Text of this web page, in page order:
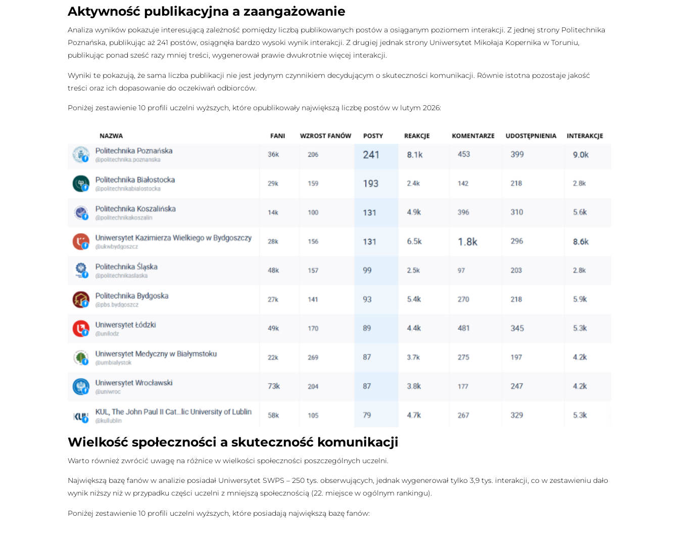
Aktywność publikacyjna a zaangażowanie
Analiza wyników pokazuje interesującą zależność pomiędzy liczbą publikowanych postów a osiąganym poziomem interakcji. Z jednej strony Politechnika
Poznańska, publikując aż 241 postów, osiągnęła bardzo wysoki wynik interakcji. Z drugiej jednak strony Uniwersytet Mikołaja Kopernika w Toruniu,
publikując ponad sześć razy mniej treści, wygenerował prawie dwukrotnie więcej interakcji.
Wyniki te pokazują, że sama liczba publikacji nie jest jedynym czynnikiem decydującym o skuteczności komunikacji. Równie istotna pozostaje jakość
treści oraz ich dopasowanie do oczekiwań odbiorców.
Poniżej zestawienie 10 profili uczelni wyższych, które opublikowały największą liczbę postów w lutym 2026:
Wielkość społeczności a skuteczność komunikacji
Warto również zwrócić uwagę na różnice w wielkości społeczności poszczególnych uczelni.
Największą bazę fanów w analizie posiadał Uniwersytet SWPS – 250 tys. obserwujących, jednak wygenerował tylko 3,9 tys. interakcji, co w zestawieniu dało
wynik niższy niż w przypadku części uczelni z mniejszą społecznością (22. miejsce w ogólnym rankingu).
Poniżej zestawienie 10 profili uczelni wyższych, które posiadają największą bazę fanów: